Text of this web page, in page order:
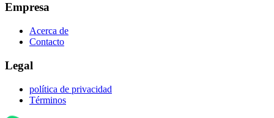
Empresa
Acerca de
Contacto
Legal
política de privacidad
Términos